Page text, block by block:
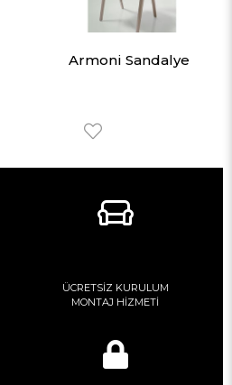
Armoni Sandalye
ÜCRETSİZ KURULUM
MONTAJ HİZMETİ